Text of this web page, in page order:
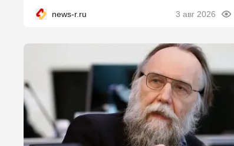
news-r.ru 3 авг 2026